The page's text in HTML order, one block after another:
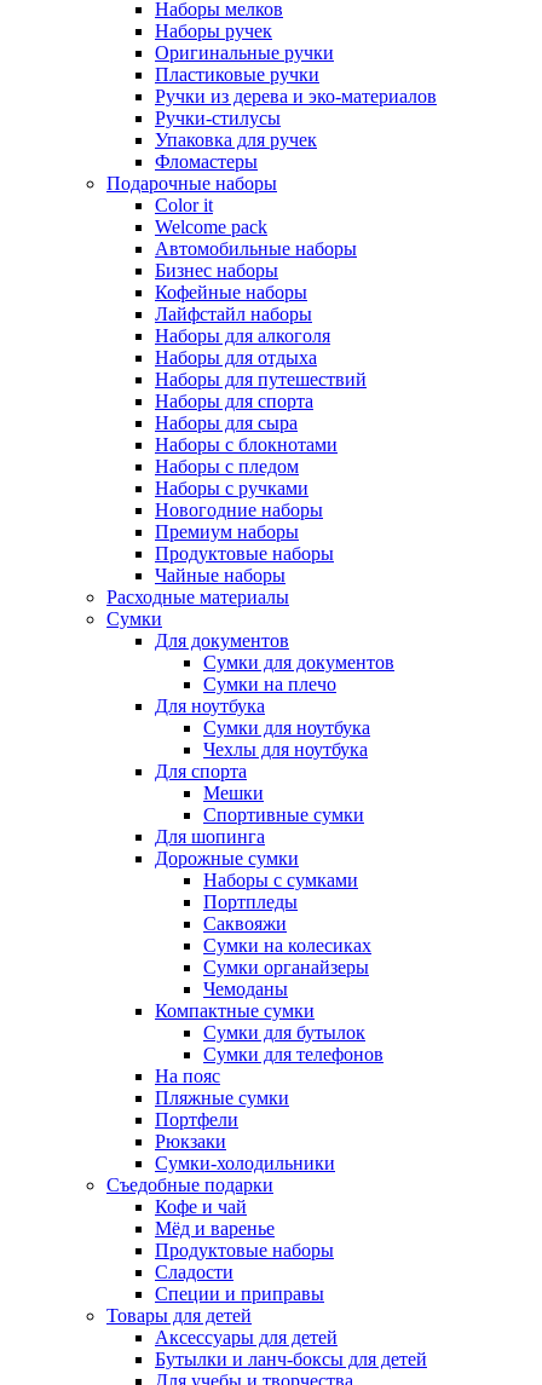
Наборы мелков
Наборы ручек
Оригинальные ручки
Пластиковые ручки
Ручки из дерева и эко-материалов
Ручки-стилусы
Упаковка для ручек
Фломастеры
Подарочные наборы
Color it
Welcome pack
Автомобильные наборы
Бизнес наборы
Кофейные наборы
Лайфстайл наборы
Наборы для алкоголя
Наборы для отдыха
Наборы для путешествий
Наборы для спорта
Наборы для сыра
Наборы с блокнотами
Наборы с пледом
Наборы с ручками
Новогодние наборы
Премиум наборы
Продуктовые наборы
Чайные наборы
Расходные материалы
Сумки
Для документов
Сумки для документов
Сумки на плечо
Для ноутбука
Сумки для ноутбука
Чехлы для ноутбука
Для спорта
Мешки
Спортивные сумки
Для шопинга
Дорожные сумки
Наборы с сумками
Портпледы
Саквояжи
Сумки на колесиках
Сумки органайзеры
Чемоданы
Компактные сумки
Сумки для бутылок
Сумки для телефонов
На пояс
Пляжные сумки
Портфели
Рюкзаки
Сумки-холодильники
Съедобные подарки
Кофе и чай
Мёд и варенье
Продуктовые наборы
Сладости
Специи и приправы
Товары для детей
Аксессуары для детей
Бутылки и ланч-боксы для детей
Для учебы и творчества